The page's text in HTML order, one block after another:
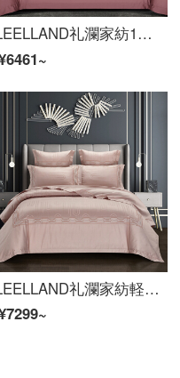
LEELLAND礼瀾家紡100本の御綿の新しい中国式刺繍の全綿のベッドの上で4つのセットの純綿の見本の間のベッドの品物のセットのハスの花のあずきの1.5-1.8メートルのベッド/200*230 cm
LEELLAND礼瀾家紡軽奢な風の100本の貢のサテンの花模様の寝具の4点セットのハイエンドの欧式ベッド用品セットのフルレニ1.8-2.0メートルのベッド/220*240 cm